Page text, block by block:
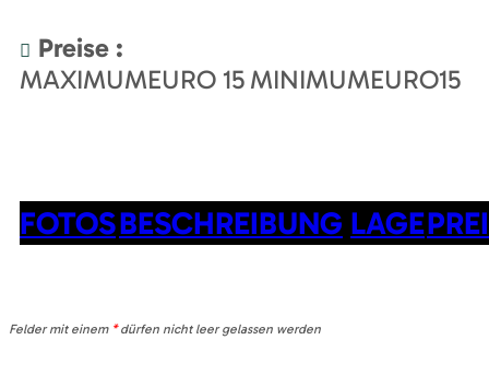
Preise :
MAXIMUMEURO 15 MINIMUMEURO15
FOTOSBESCHREIBUNG LAGE
Felder mit einem *dürfen nicht leer gelassen werden